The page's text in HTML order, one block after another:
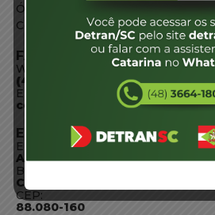
Órgãos do Governo
Conheça SC
FALE CONOSCO
WhatsApp:
(48) 3664-1800
E-mail:
ENDEREÇO
Endereço:
Av. Almirante Tamandaré - 480
Bairro:
Coqueiros, Florianópolis SC
CEP:
88.080-160